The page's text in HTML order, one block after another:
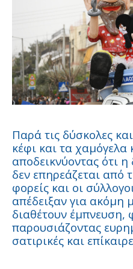
Παρά τις δύσκολες
κέφι και τα
αποδεικνύοντας ότι
δεν επηρεάζεται από
φορείς και οι
απέδειξαν για ακόμη
διαθέτουν έμπνευση,
παρουσιάζοντας
σατιρικές και